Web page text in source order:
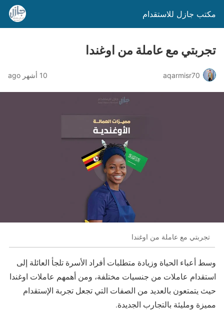
مكتب جازل للاستقدام
تجربتي مع عاملة من اوغندا
aqarmisr70 10 أشهر ago
تجربتي مع عاملة من اوغندا
وسط أعباء الحياة وزيادة متطلبات أفراد الأسرة تلجأ العائلة إلى
استقدام عاملات من جنسيات مختلفة، ومن أهمهم عاملات اوغندا
حيث يتمتعون بالعديد من الصفات التي تجعل تجربة الإستقدام
مميزة ومليئة بالتجارب الجديدة.